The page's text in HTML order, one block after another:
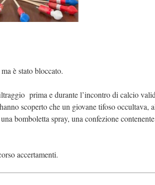
ma è stato bloccato.
prima e durante l’incontro di calcio
scoperto che un giovane tifoso occultava,
bomboletta spray, una confezione
accertamenti.